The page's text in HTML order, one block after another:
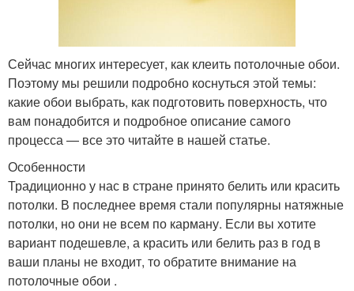
Сейчас многих интересует, как клеить потолочные обои.
Поэтому мы решили подробно коснуться этой темы:
какие обои выбрать, как подготовить поверхность, что
вам понадобится и подробное описание самого
процесса — все это читайте в нашей статье.
Особенности
Традиционно у нас в стране принято белить или красить
потолки. В последнее время стали популярны натяжные
потолки, но они не всем по карману. Если вы хотите
вариант подешевле, а красить или белить раз в год в
ваши планы не входит, то обратите внимание на
потолочные обои .